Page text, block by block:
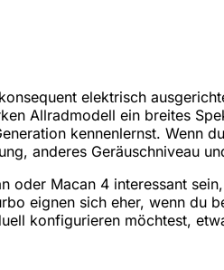
elektrisch
Allradmodell ein breites
kennenlernst. Wenn
anderes Geräuschniveau
oder Macan 4 interessant
eignen sich eher, wenn
konfigurieren möchtest,